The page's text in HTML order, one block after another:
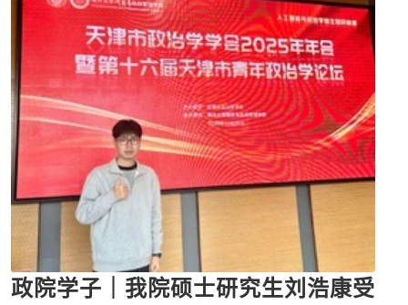
政院学子｜我院硕士研究生刘浩康受